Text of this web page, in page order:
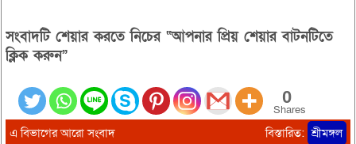
সংবাদটি শেয়ার করতে নিচের “আপনার প্রিয় শেয়ার বাটনটিতে
ক্লিক করুন”
0
Shares
এ বিভাগের আরো সংবাদ বিস্তারিত: শ্রীমঙ্গল